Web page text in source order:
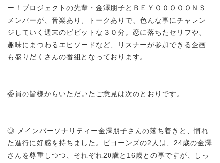
ー！プロジェクトの先輩・金澤朋子とＢＥＹＯＯＯＯＯＮＳ
メンバーが、音楽あり、トークありで、色んな事にチャレン
ジしていく週末のビビットな３０分。恋に落ちたセリフや、
趣味にまつわるエピソードなど、リスナーが参加できる企画
も盛りだくさんの番組となっております。
委員の皆様からいただいたご意見は次のとおりです。
◎ メインパーソナリティー金澤朋子さんの落ち着きと、慣れ
た進行に好感を持ちました。ビヨーンズの2人は、24歳の金澤
さんを尊重しつつ、それぞれ20歳と16歳との事ですが、しっ